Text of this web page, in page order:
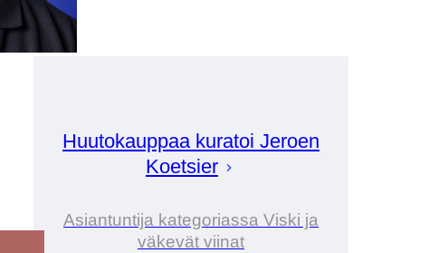
Huutokauppaa kuratoi Jeroen
Koetsier
Asiantuntija kategoriassa Viski ja
väkevät viinat